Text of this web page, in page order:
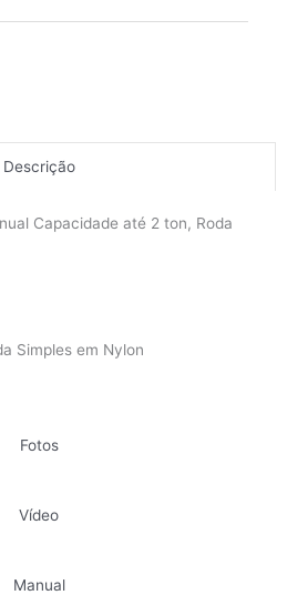
Descrição
Fotos
Vídeo
Manual
Capacidade até 2 ton, Roda
Simples em Nylon